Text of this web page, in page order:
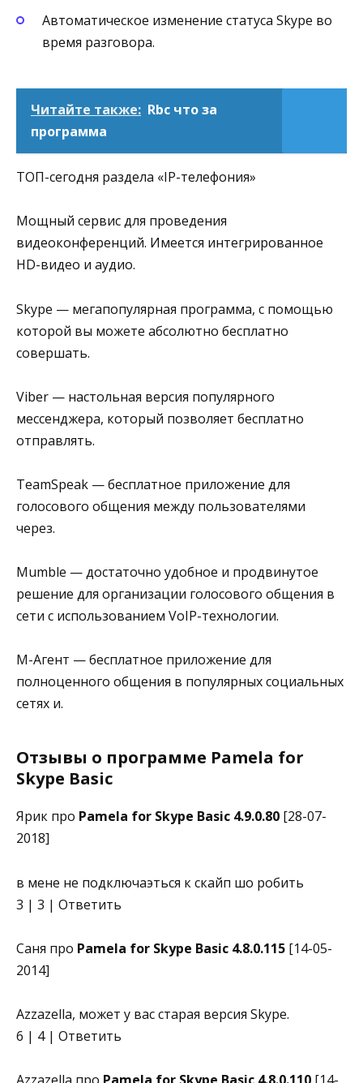
Автоматическое изменение статуса Skype во
время разговора.
Читайте также: Rbc что за
программа
ТОП-сегодня раздела «IP-телефония»
Мощный сервис для проведения
видеоконференций. Имеется интегрированное
HD-видео и аудио.
Skype — мегапопулярная программа, с помощью
которой вы можете абсолютно бесплатно
совершать.
Viber — настольная версия популярного
мессенджера, который позволяет бесплатно
отправлять.
TeamSpeak — бесплатное приложение для
голосового общения между пользователями
через.
Mumble — достаточно удобное и продвинутое
решение для организации голосового общения в
сети с использованием VoIP-технологии.
M-Агент — бесплатное приложение для
полноценного общения в популярных социальных
сетях и.
Отзывы о программе Pamela for
Skype Basic
Ярик про Pamela for Skype Basic 4.9.0.80 [28-07-
2018]
в мене не подключаэться к скайп шо робить
3 | 3 | Ответить
Саня про Pamela for Skype Basic 4.8.0.115 [14-05-
2014]
Azzazella, может у вас старая версия Skype.
6 | 4 | Ответить